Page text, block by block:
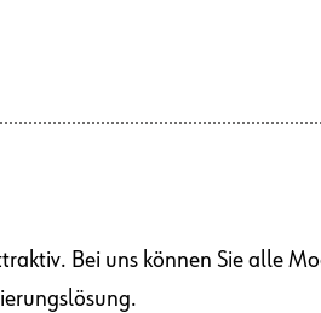
Bei uns können Sie alle